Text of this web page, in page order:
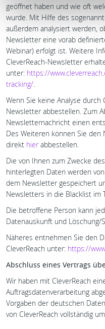
geöffnet haben und wie oft
wurde. Mit Hilfe des
außerdem analysiert werden,
Newsletter eine vorab
Webinar) erfolgt ist. Weitere
CleverReach-Newsletter
unter: https://
tracking/.
Wenn Sie keine Analyse durch
Newsletter abbestellen. Zum
Newsletternachricht einen
Des Weiteren können Sie den
direkt hier abbestellen.
Die von Ihnen zum Zwecke
hinterlegten Daten werden
dem Newsletter gespeichert
Newsletters in die Blacklist im
Die betroffene Person kann
Datenauskunft und Löschung/
Näheres entnehmen Sie den
CleverReach unter: https://
Abschluss eines Vertrags
Wir haben mit CleverReach
Auftragsdatenverarbeitung
Vorgaben der deutschen
von CleverReach vollständig